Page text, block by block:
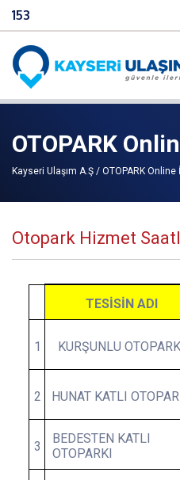
153
OTOPARK
Kayseri Ulaşım A.Ş / OTOPARK
Otopark Hizmet
TESİSİN ADI
1 KURŞUNLU
2 HUNAT KATLI
3
BEDESTEN KATLI
OTOPARKI